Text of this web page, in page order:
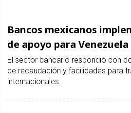
Bancos mexicanos
de apoyo para Venezuela
El sector bancario respondió con
de recaudación y facilidades para
internacionales.